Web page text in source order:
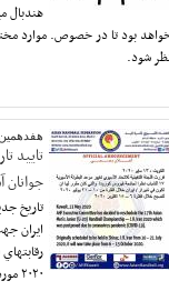
هندبال
بود تا در خصوص. موارد
شود.
تاييد
جوانان
تاريخ
ايران
٢٠٢٠ مورد تاييد قرار گرفت.